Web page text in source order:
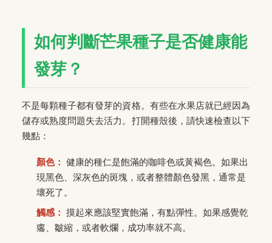
如何判斷芒果種子是否健康能
發芽？
不是每顆種子都有發芽的資格。有些在水果店就已經因為
儲存或熟度問題失去活力。打開種殼後，請快速檢查以下
幾點：
顏色： 健康的種仁是飽滿的咖啡色或黃褐色。如果出
現黑色、深灰色的斑塊，或者整體顏色發黑，通常是
壞死了。
觸感： 摸起來應該堅實飽滿，有點彈性。如果感覺乾
癟、皺縮，或者軟爛，成功率就不高。